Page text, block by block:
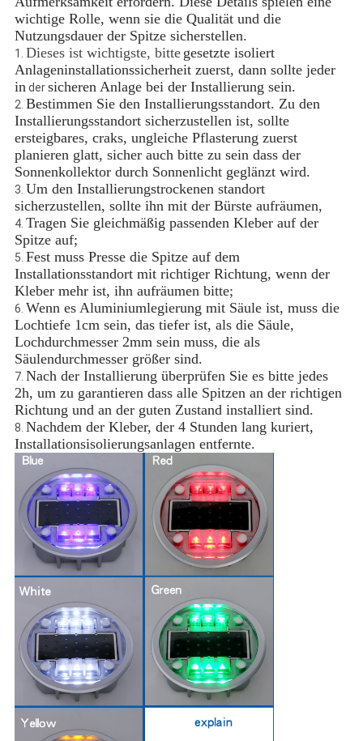
wichtige Rolle, wenn sie die Qualität und die
Nutzungsdauer der Spitze sicherstellen.
1. Dieses ist wichtigste, bitte gesetzte isoliert
Anlageninstallationssicherheit zuerst, dann sollte jeder
indersicheren Anlage bei der Installierung sein.
2. Bestimmen Sie den Installierungsstandort. Zu den
Installierungsstandort sicherzustellen ist, sollte
ersteigbares, craks, ungleiche Pflasterung zuerst
planieren glatt, sicher auch bitte zu sein dass der
Sonnenkollektor durch Sonnenlicht geglänzt wird.
3. Um den Installierungstrockenen standort
sicherzustellen, sollte ihn mit der Bürste aufräumen,
4. Tragen Sie gleichmäßig passenden Kleber auf der
Spitze auf;
5. Fest muss Presse die Spitze auf dem
Installationsstandort mit richtiger Richtung, wenn der
Kleber mehr ist, ihn aufräumen bitte;
6. Wenn es Aluminiumlegierung mit Säule ist, muss die
Lochtiefe 1cm sein, das tiefer ist, als die Säule,
Lochdurchmesser 2mm sein muss, die als
Säulendurchmesser größer sind.
7. Nach der Installierung überprüfen Sie es bitte jedes
2h, um zu garantieren dass alle Spitzen an der richtigen
Richtung und an der guten Zustand installiert sind.
8. Nachdem der Kleber, der 4 Stunden lang kuriert,
Installationsisolierungsanlagen entfernte.